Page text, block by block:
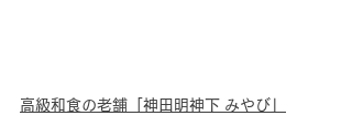
高級和食の老舗「神田明神下 みやび」